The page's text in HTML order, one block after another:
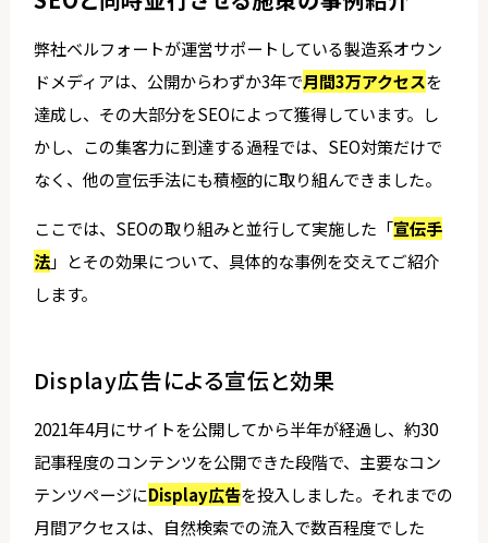
弊社ベルフォートが運営サポートしている製造系オウン
ドメディアは、公開からわずか3年で月間3万アクセスを
達成し、その大部分をSEOによって獲得しています。し
かし、この集客力に到達する過程では、SEO対策だけで
なく、他の宣伝手法にも積極的に取り組んできました。
ここでは、SEOの取り組みと並行して実施した「宣伝手
法」とその効果について、具体的な事例を交えてご紹介
します。
Display広告による宣伝と効果
2021年4月にサイトを公開してから半年が経過し、約30
記事程度のコンテンツを公開できた段階で、主要なコン
テンツページにDisplay広告を投入しました。それまでの
月間アクセスは、自然検索での流入で数百程度でした